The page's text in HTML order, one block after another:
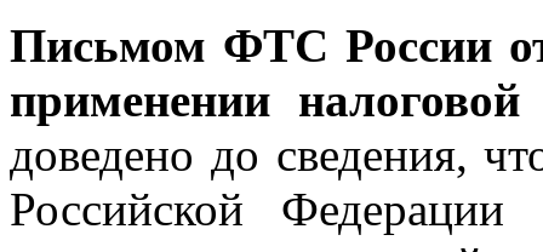
Письмом ФТС России
применении
доведено до сведения,
Российской